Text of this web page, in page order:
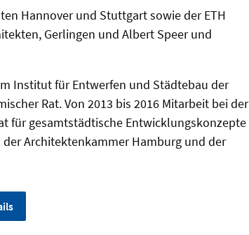
Hannover und Stuttgart sowie der ETH
Gerlingen und Albert Speer und
Institut für Entwerfen und Städtebau der
Rat. Von 2013 bis 2016 Mitarbeit bei der
für gesamtstädtische Entwicklungskonzepte
Architektenkammer Hamburg und der